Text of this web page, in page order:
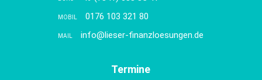
MOBIL 0176 103 321 80
MAIL info@lieser-finanzloesungen.de
Termine